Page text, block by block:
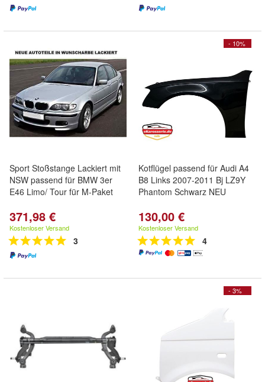
Sport Stoßstange Lackiert mit
NSW passend für BMW 3er
E46 Limo/ Tour für M-Paket
371,98 €
Kostenloser Versand
3
- 10%
Kotflügel passend für Audi A4
B8 Links 2007-2011 Bj LZ9Y
Phantom Schwarz NEU
130,00 €
Kostenloser Versand
4
- 3%